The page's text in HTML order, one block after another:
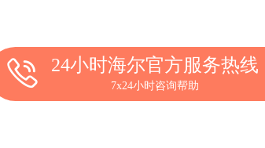
24小时海尔官方服务热线
7x24小时咨询帮助